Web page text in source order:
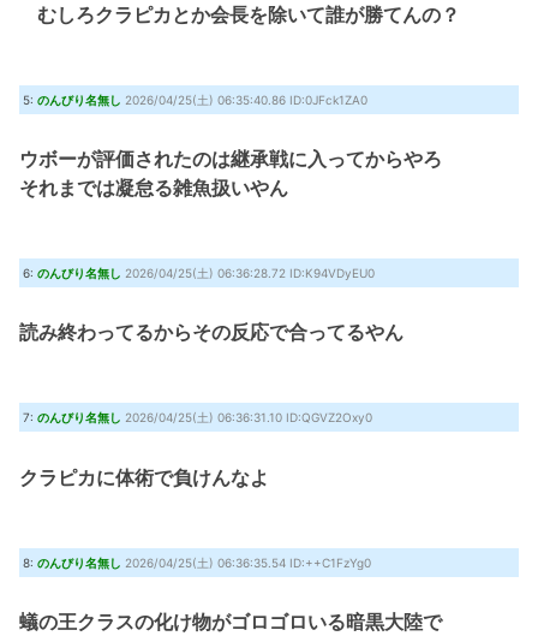
むしろクラピカとか会長を除いて誰が勝てんの？
5: のんびり名無し 2026/04/25(土) 06:35:40.86 ID:0JFck1ZA0
ウボーが評価されたのは継承戦に入ってからやろ
それまでは凝怠る雑魚扱いやん
6: のんびり名無し 2026/04/25(土) 06:36:28.72 ID:K94VDyEU0
読み終わってるからその反応で合ってるやん
7: のんびり名無し 2026/04/25(土) 06:36:31.10 ID:QGVZ2Oxy0
クラピカに体術で負けんなよ
8: のんびり名無し 2026/04/25(土) 06:36:35.54 ID:++C1FzYg0
蟻の王クラスの化け物がゴロゴロいる暗黒大陸で